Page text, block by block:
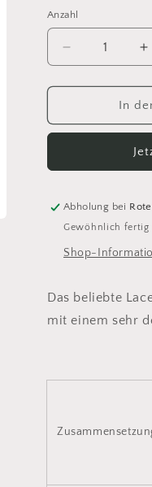
Anzahl
Anzahl
Verringere
die
Menge
Lang
Lame
In
Abholung bei
Gewöhnlich fertig
Shop-
Das beliebte
mit einem sehr